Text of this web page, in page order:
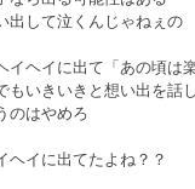
出して泣くんじゃねぇの
イヘイに出て「あの頃は
もいきいきと想い出を話
のはやめろ
ヘイに出てたよね？？